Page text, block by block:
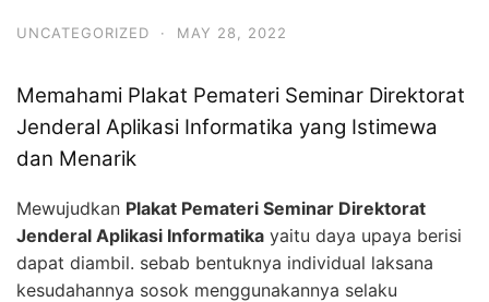
UNCATEGORIZED · MAY 28, 2022
Memahami Plakat Pemateri Seminar Direktorat
Jenderal Aplikasi Informatika yang Istimewa
dan Menarik
Mewujudkan Plakat Pemateri Seminar Direktorat
Jenderal Aplikasi Informatika yaitu daya upaya berisi
dapat diambil. sebab bentuknya individual laksana
kesudahannya sosok menggunakannya selaku